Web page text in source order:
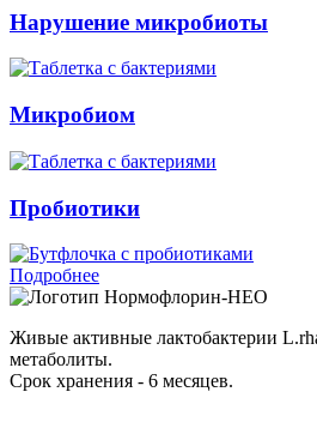
Нарушение микробиоты
Микробиом
Пробиотики
Подробнее
Нормофлорин-НЕО
Живые активные лактобактерии
метаболиты.
Срок хранения - 6 месяцев.